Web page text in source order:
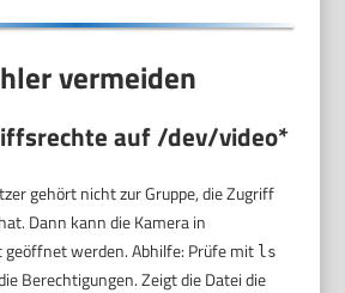
vermeiden
auf /dev/video*
gehört nicht zur Gruppe, die Zugriff
Dann kann die Kamera in
werden. Abhilfe: Prüfe mit ls
Berechtigungen. Zeigt die Datei die